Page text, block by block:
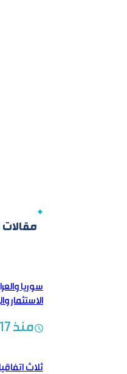
سوريا
الاستثمار
منذ 17 ساعات
ثلاث